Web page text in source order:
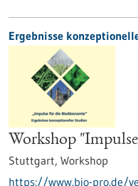
Ergebnisse
Workshop
Stuttgart, Workshop
https://www.bio-pro.de/